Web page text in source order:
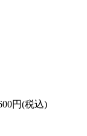
円(税込)